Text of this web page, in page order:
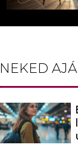
NEKED